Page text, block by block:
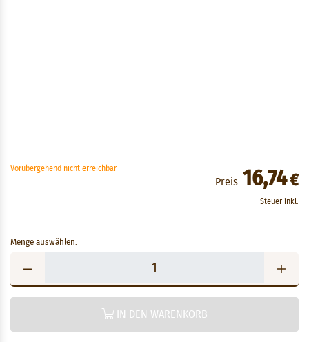
Vorübergehend nicht erreichbar
Preis: 16,74€
Steuer inkl.
Menge auswählen:
IN DEN WARENKORB